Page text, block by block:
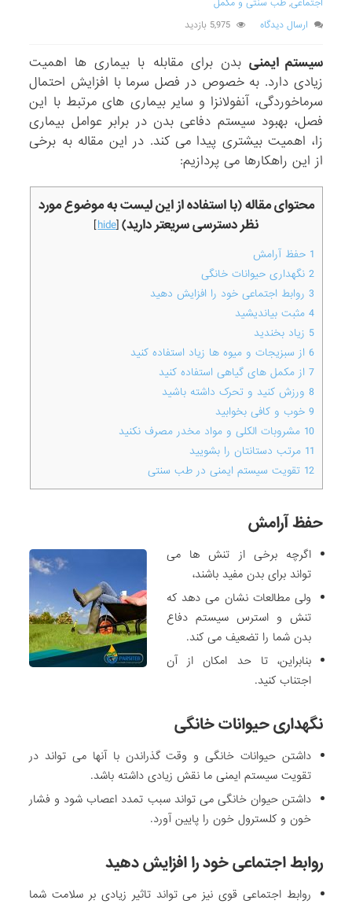
اجتماعی,طب سنتی و مکمل
ارسال دیدگاه
5,975 بازدید
سیستم ایمنی بدن برای مقابله با بیماری ها اهمیت
زیادی دارد. به خصوص در فصل سرما با افزایش احتمال
سرماخوردگی، آنفولانزا و سایر بیماری های مرتبط با این
فصل، بهبود سیستم دفاعی بدن در برابر عوامل بیماری
زا، اهمیت بیشتری پیدا می کند. در این مقاله به برخی
از این راهکارها می پردازیم:
محتوای مقاله (با استفاده از این لیست به موضوع مورد
نظر دسترسی سریعتر دارید)[
hide
]
1 حفظ آرامش
2 نگهداری حیوانات خانگی
3 روابط اجتماعی خود را افزایش دهید
4 مثبت بیاندیشید
5 زیاد بخندید
6 از سبزیجات و میوه ها زیاد استفاده کنید
7 از مکمل های گیاهی استفاده کنید
8 ورزش کنید و تحرک داشته باشید
9 خوب و کافی بخوابید
10 مشروبات الکلی و مواد مخدر مصرف نکنید
11 مرتب دستانتان را بشویید
12 تقویت سیستم ایمنی در طب سنتی
حفظ آرامش
اگرچه برخی از تنش ها می
تواند برای بدن مفید باشند،
ولی مطالعات نشان می دهد که
تنش و استرس سیستم دفاع
بدن شما را تضعیف می کند.
بنابراین، تا حد امکان از آن
اجتناب کنید.
نگهداری حیوانات خانگی
داشتن حیوانات خانگی و وقت گذراندن با آنها می تواند در
تقویت سیستم ایمنی ما نقش زیادی داشته باشد.
داشتن حیوان خانگی می تواند سبب تمدد اعصاب شود و فشار
خون و کلسترول خون را پایین آورد.
روابط اجتماعی خود را افزایش دهید
روابط اجتماعی قوی نیز می تواند تاثیر زیادی بر سلامت شما